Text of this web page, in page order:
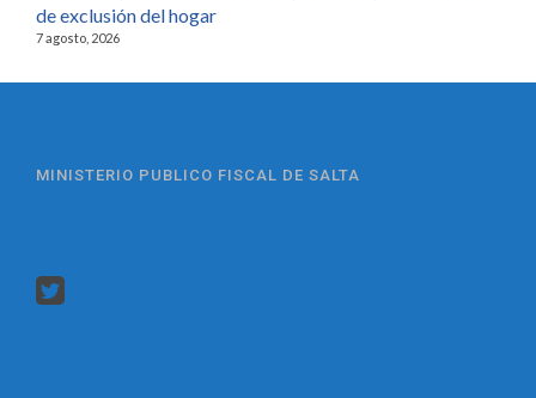
de exclusión del hogar
7 agosto, 2026
MINISTERIO PUBLICO FISCAL DE SALTA